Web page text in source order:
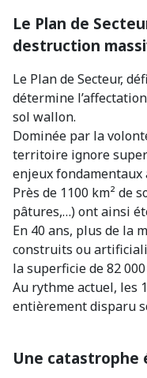
Le Plan de
destruction
Le Plan de Secteur,
détermine
sol wallon.
Dominée par la
territoire ignore
enjeux fondamentaux
Près de 1100 km² de
pâtures,…) ont ainsi
En 40 ans, plus de la
construits ou
la superficie de 82
Au rythme actuel, les
entièrement disparu
Une catastrophe